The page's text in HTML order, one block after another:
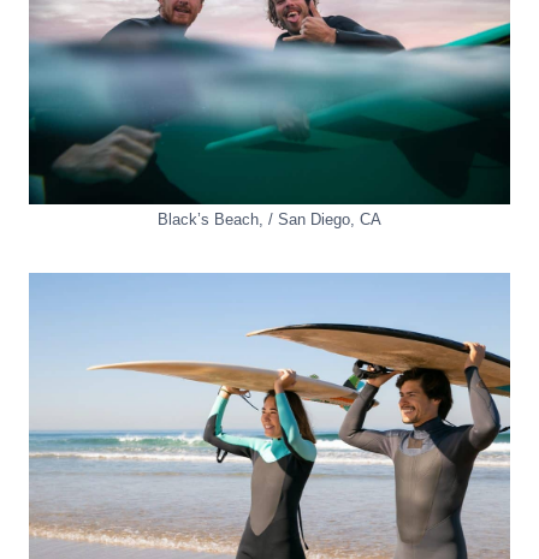
Black’s Beach , / San Diego CA